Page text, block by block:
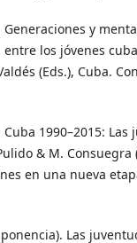
y
los jóvenes
(Eds.), Cuba.
1990–2015:
& M.
en una nueva
Las